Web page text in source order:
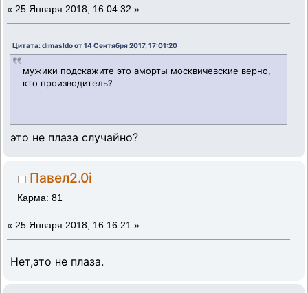
« 25 Января 2018, 16:04:32 »
Цитата: dimasldo от 14 Сентября 2017, 17:01:20
мужики подскажите это аморты москвичевские верно,
кто производитель?
это не плаза случайно?
Павел2.0i
Карма: 81
« 25 Января 2018, 16:16:21 »
Нет,это не плаза.